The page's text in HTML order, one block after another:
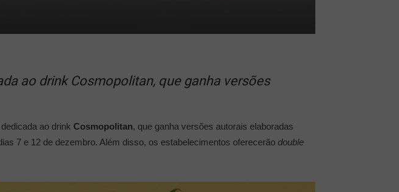
ao drink Cosmopolitan, que ganha versões
ao drink Cosmopolitan, que ganha versões autorais elaboradas
7 e 12 de dezembro. Além disso, os estabelecimentos oferecerão double